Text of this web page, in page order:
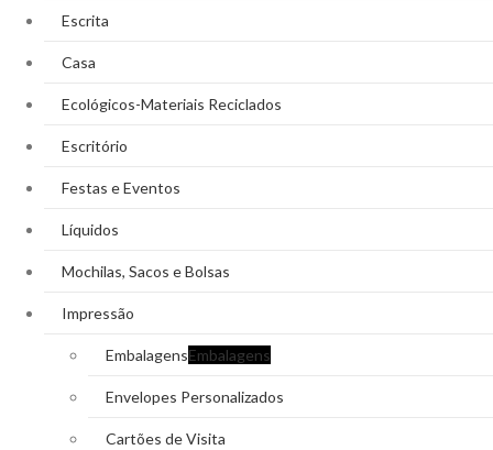
Escrita
Casa
Ecológicos-Materiais Reciclados
Escritório
Festas e Eventos
Líquidos
Mochilas, Sacos e Bolsas
Impressão
EmbalagensEmbalagens
Envelopes Personalizados
Cartões de Visita